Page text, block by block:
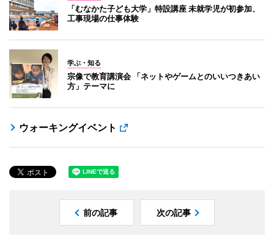
「むなかた子ども大学」特設講座 未就学児が初参加、
工事現場の仕事体験
学ぶ・知る
宗像で教育講演会 「ネットやゲームとのいいつきあい
方」テーマに
ウォーキングイベント
前の記事 次の記事